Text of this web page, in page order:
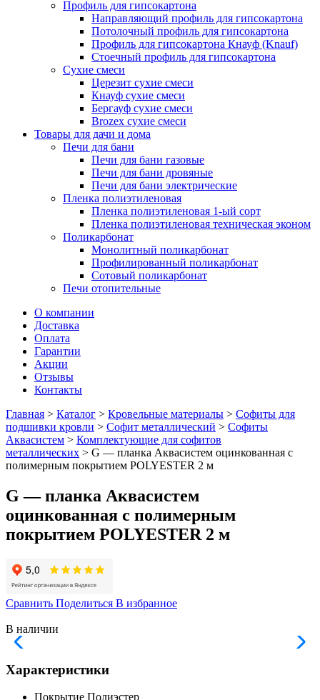
Профиль для гипсокартона
Направляющий профиль для гипсокартона
Потолочный профиль для гипсокартона
Профиль для гипсокартона Кнауф (Knauf)
Стоечный профиль для гипсокартона
Сухие смеси
Церезит сухие смеси
Кнауф сухие смеси
Бергауф сухие смеси
Brozex сухие смеси
Товары для дачи и дома
Печи для бани
Печи для бани газовые
Печи для бани дровяные
Печи для бани электрические
Пленка полиэтиленовая
Пленка полиэтиленовая 1-ый сорт
Пленка полиэтиленовая техническая эконом
Поликарбонат
Монолитный поликарбонат
Профилированный поликарбонат
Сотовый поликарбонат
Печи отопительные
О компании
Доставка
Оплата
Гарантии
Акции
Отзывы
Контакты
Главная > Каталог > Кровельные материалы > Софиты для
подшивки кровли > Софит металлический > Софиты
Аквасистем > Комплектующие для софитов
металлических > G — планка Аквасистем оцинкованная с
полимерным покрытием POLYESTER 2 м
G — планка Аквасистем
оцинкованная с полимерным
покрытием POLYESTER 2 м
Сравнить Поделиться В избранное
В наличии
Характеристики
Покрытие Полиэстер